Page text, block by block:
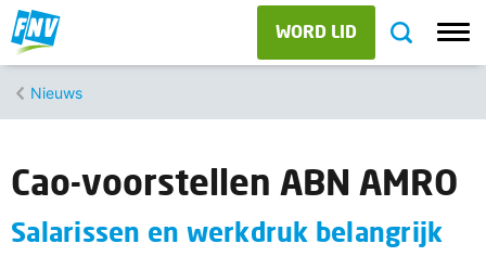
WORD LID
Nieuws
Cao-voorstellen ABN AMRO
Salarissen en werkdruk belangrijk